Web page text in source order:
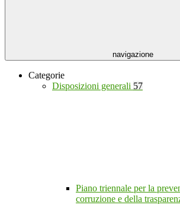
navigazione
Categorie
Disposizioni generali 57
Piano triennale per la
corruzione e della